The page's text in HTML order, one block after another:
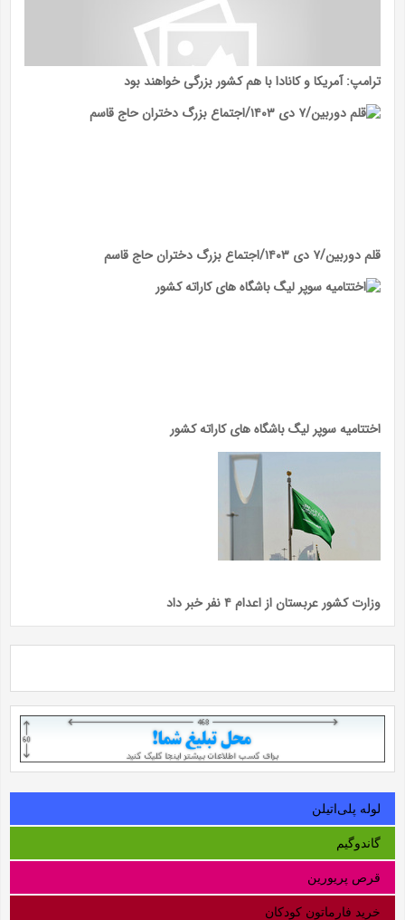
ترامپ: آمریکا و کانادا با هم کشور بزرگی خواهند بود
قلم دوربین/۷ دی ۱۴۰۳/اجتماع بزرگ دختران حاج قاسم
اختتامیه سوپر لیگ باشگاه های کاراته کشور
وزارت کشور عربستان از اعدام ۴ نفر خبر داد
لوله‌ پلی‌اتیلن
گاندوگیم
قرص پریورین
خرید فارماتون کودکان